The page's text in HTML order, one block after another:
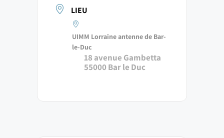
LIEU
UIMM Lorraine antenne de Bar-
le-Duc
18 avenue Gambetta
55000 Bar le Duc